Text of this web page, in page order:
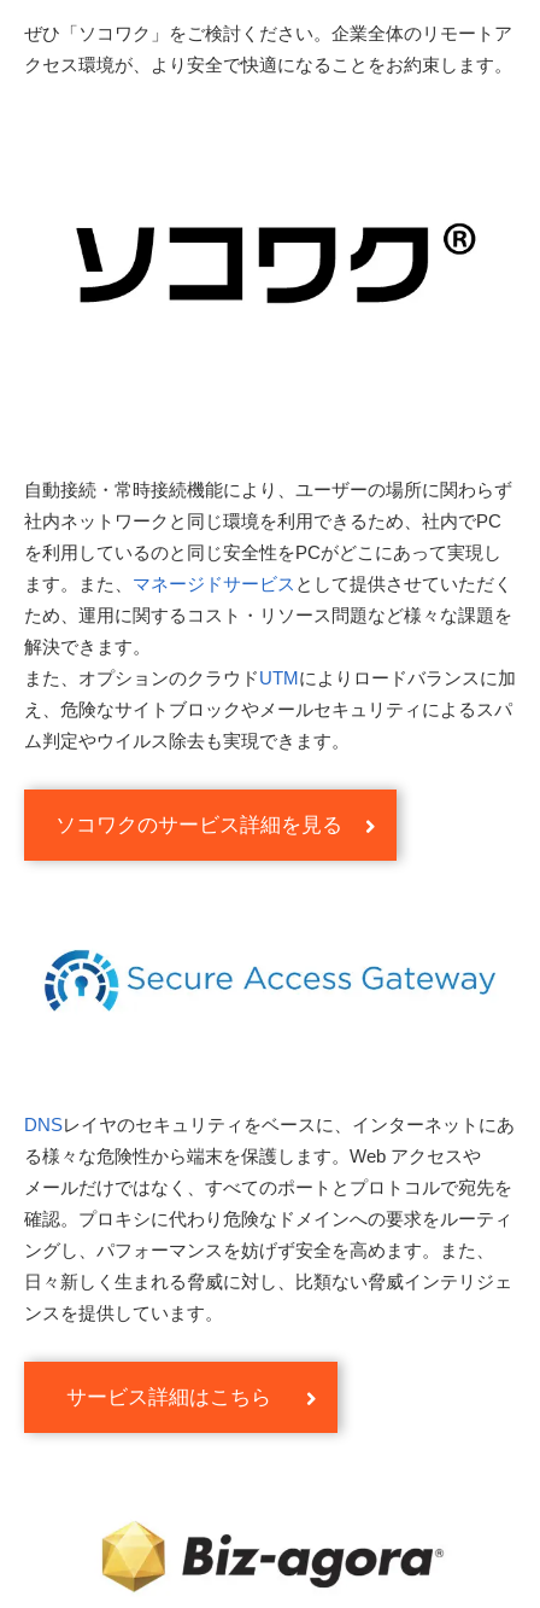
ぜひ「ソコワク」をご検討ください。企業全体のリモートア
クセス環境が、より安全で快適になることをお約束します。
自動接続・常時接続機能により、ユーザーの場所に関わらず
社内ネットワークと同じ環境を利用できるため、社内でPC
を利用しているのと同じ安全性をPCがどこにあって実現し
ます。また、 マネージドサービス として提供させていただく
ため、運用に関するコスト・リソース問題など様々な課題を
解決できます。
また、オプションのクラウドUTMによりロードバランスに加
え、危険なサイトブロックやメールセキュリティによるスパ
ム判定やウイルス除去も実現できます。
ソコワクのサービス詳細を見る
DNSレイヤのセキュリティをベースに、インターネットにあ
る様々な危険性から端末を保護します。Web アクセスや
メールだけではなく、すべてのポートとプロトコルで宛先を
確認。プロキシに代わり危険なドメインへの要求をルーティ
ングし、パフォーマンスを妨げず安全を高めます。また、
日々新しく生まれる脅威に対し、比類ない脅威インテリジェ
ンスを提供しています。
サービス詳細はこちら